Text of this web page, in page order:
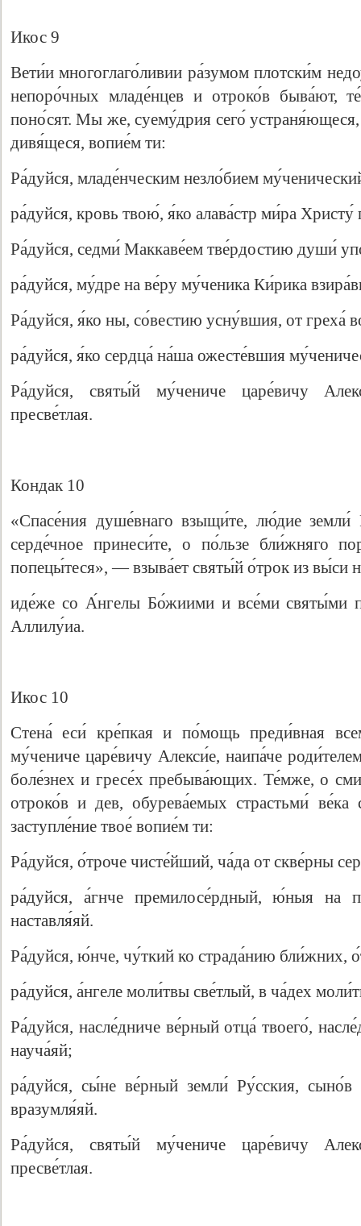
Икос 9
Вети́и многоглаго́ливии ра́зумом плотски́м
непоро́чных младе́нцев и отроко́в быва́ют,
поно́сят. Мы же, суему́дрия сего́
дивя́щеся, вопие́м ти:
Ра́дуйся, младе́нческим незло́бием
ра́дуйся, кровь твою́, я́ко алава́стр ми́ра
Ра́дуйся, седми́ Маккаве́ем тве́рдостию души́
ра́дуйся, му́дре на ве́ру му́ченика Ки́рика
Ра́дуйся, я́ко ны, со́вестию усну́вшия, от греха́
ра́дуйся, я́ко сердца́ на́ша ожесте́вшия
Ра́дуйся, святы́й му́чениче царе́вичу
пресве́тлая.
Кондак 10
«Спасе́ния душе́внаго взыщи́те, лю́дие земли́
серде́чное принеси́те, о по́льзе бли́жняго
попецы́теся», — взыва́ет святы́й о́трок из вы́си
иде́же со А́нгелы Бо́жиими и все́ми святы́ми
Аллилу́иа.
Икос 10
Стена́ еси́ кре́пкая и по́мощь преди́вная
му́чениче царе́вичу Алекси́е, наипа́че
боле́знех и гресе́х пребыва́ющих. Те́мже, о
отроко́в и дев, обурева́емых страстьми́
заступле́ние твое́ вопие́м ти:
Ра́дуйся, о́троче чисте́йший, ча́да от скве́рны
ра́дуйся, а́гнче премилосе́рдный, ю́ныя на
наставля́яй.
Ра́дуйся, ю́нче, чу́ткий ко страда́нию бли́жних,
ра́дуйся, а́нгеле моли́твы све́тлый, в ча́дех
Ра́дуйся, насле́дниче ве́рный отца́ твоего́,
науча́яй;
ра́дуйся, сы́не ве́рный земли́ Ру́сския,
вразумля́яй.
Ра́дуйся, святы́й му́чениче царе́вичу
пресве́тлая.